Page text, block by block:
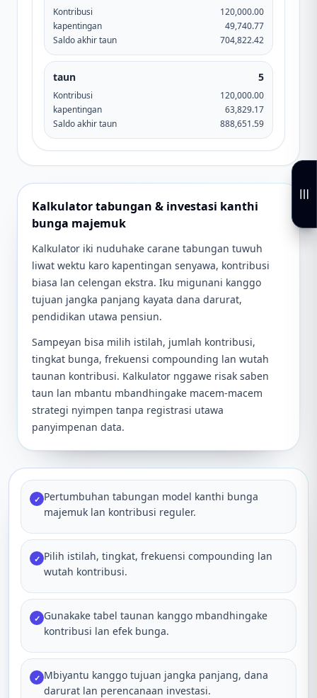
Kontribusi
120,000.00
kapentingan
49,740.77
Saldo akhir taun
704,822.42
taun 5
Kontribusi
120,000.00
kapentingan
63,829.17
Saldo akhir taun
888,651.59
Kalkulator tabungan & investasi kanthi
bunga majemuk
Kalkulator iki nuduhake carane tabungan tuwuh
liwat wektu karo kapentingan senyawa, kontribusi
biasa lan celengan ekstra. Iku migunani kanggo
tujuan jangka panjang kayata dana darurat,
pendidikan utawa pensiun.
Sampeyan bisa milih istilah, jumlah kontribusi,
tingkat bunga, frekuensi compounding lan wutah
taunan kontribusi. Kalkulator nggawe risak saben
taun lan mbantu mbandhingake macem-macem
strategi nyimpen tanpa registrasi utawa
panyimpenan data.
✓ Pertumbuhan tabungan model kanthi bunga
majemuk lan kontribusi reguler.
✓ Pilih istilah, tingkat, frekuensi compounding lan
wutah kontribusi.
✓ Gunakake tabel taunan kanggo mbandhingake
kontribusi lan efek bunga.
✓ Mbiyantu kanggo tujuan jangka panjang, dana
darurat lan perencanaan investasi.